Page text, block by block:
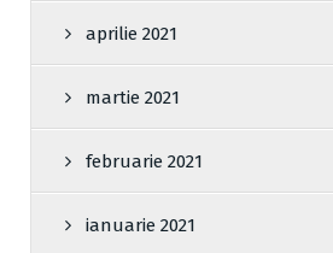
aprilie 2021
martie 2021
februarie 2021
ianuarie 2021